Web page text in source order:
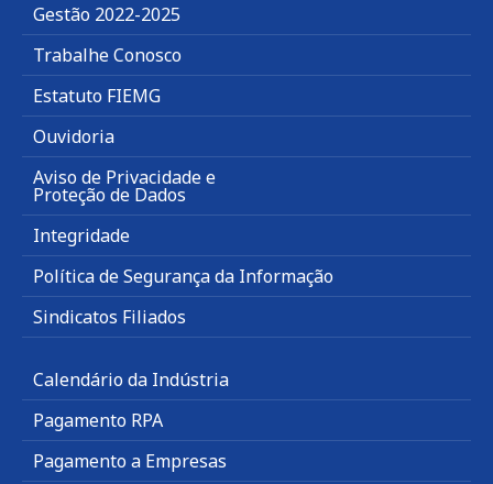
Gestão 2022-2025
Trabalhe Conosco
Estatuto FIEMG
Ouvidoria
Aviso de Privacidade e
Proteção de Dados
Integridade
Política de Segurança da Informação
Sindicatos Filiados
Calendário da Indústria
Pagamento RPA
Pagamento a Empresas